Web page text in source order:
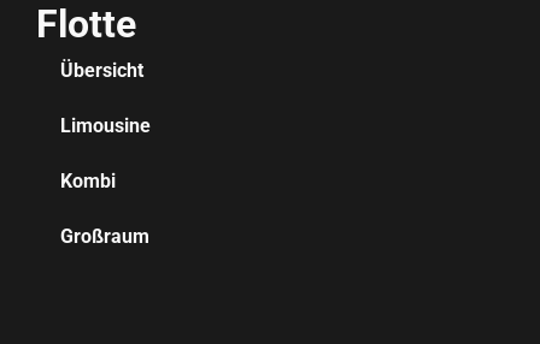
Flotte
Übersicht
Limousine
Kombi
Großraum